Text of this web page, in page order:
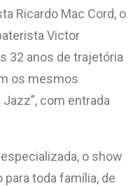
Ricardo Mac Cord, o
Victor
32 anos de trajetória
os mesmos
com entrada
o show
toda família, de